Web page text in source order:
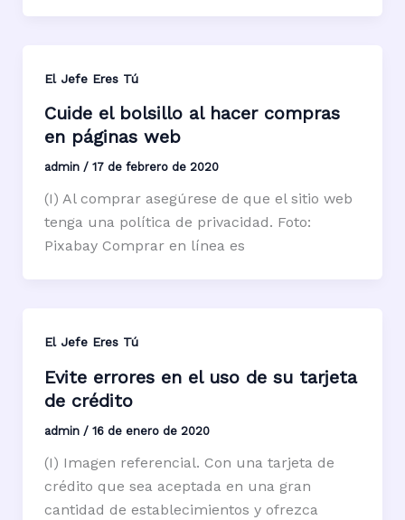
El Jefe Eres Tú
Cuide el bolsillo al hacer compras
en páginas web
admin / 17 de febrero de 2020
(I) Al comprar asegúrese de que el sitio web
tenga una política de privacidad. Foto:
Pixabay Comprar en línea es
El Jefe Eres Tú
Evite errores en el uso de su tarjeta
de crédito
admin / 16 de enero de 2020
(I) Imagen referencial. Con una tarjeta de
crédito que sea aceptada en una gran
cantidad de establecimientos y ofrezca